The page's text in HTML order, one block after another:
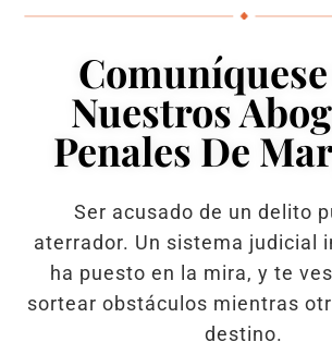
Nuestros
Penales De
Ser acusado de un delito
aterrador. Un sistema judicial
ha puesto en la mira, y te
sortear obstáculos mientras
destino.